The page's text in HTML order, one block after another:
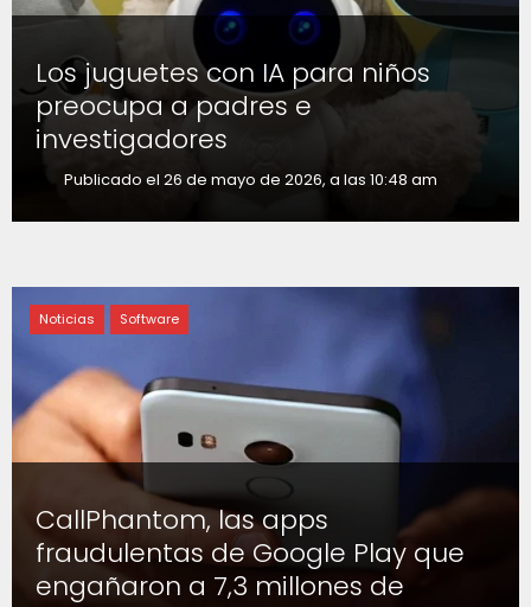
Los juguetes con IA para niños
preocupa a padres e
investigadores
Publicado el 26 de mayo de 2026, a las 10:48 am
Noticias Software
CallPhantom, las apps
fraudulentas de Google Play que
engañaron a 7,3 millones de